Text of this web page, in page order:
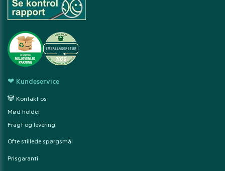
❤ Kundeservice
🐼 Kontakt os
Mød holdet
Fragt og levering
Ofte stillede spørgsmål
Prisgaranti